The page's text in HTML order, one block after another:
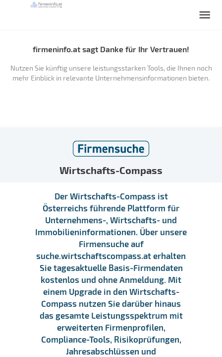
firmeninfo.at sagt Danke für Ihr Vertrauen!
Nutzen Sie künftig unsere leistungsstarken Tools, die Ihnen noch
mehr Einblick in relevante Unternehmensinformationen bieten.
Wirtschafts-Compass
Der Wirtschafts-Compass ist
Österreichs führende Plattform für
Unternehmens-, Wirtschafts- und
Immobilieninformationen. Über unsere
Firmensuche auf
suche.wirtschaftscompass.at erhalten
Sie tagesaktuelle Basis-Firmendaten
kostenlos und ohne Anmeldung. Mit
einem Upgrade in den Wirtschafts-
Compass nutzen Sie darüber hinaus
das gesamte Leistungsspektrum mit
erweiterten Firmenprofilen,
Compliance-Tools, Risikoprüfungen,
Jahresabschlüssen und